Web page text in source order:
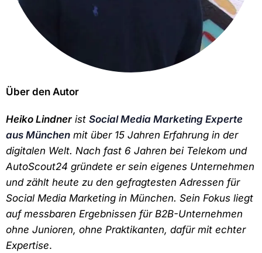
Über den Autor
Heiko Lindner ist Social Media Marketing Experte
aus München mit über 15 Jahren Erfahrung in der
digitalen Welt. Nach fast 6 Jahren bei Telekom und
AutoScout24 gründete er sein eigenes Unternehmen
und zählt heute zu den gefragtesten Adressen für
Social Media Marketing in München. Sein Fokus liegt
auf messbaren Ergebnissen für B2B-Unternehmen
ohne Junioren, ohne Praktikanten, dafür mit echter
Expertise.